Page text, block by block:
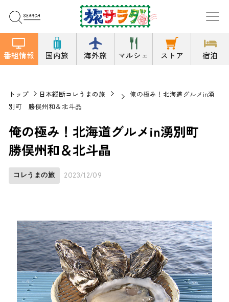
番組情報 国内旅 海外旅 マルシェ ストア 宿泊
トップ 日本縦断コレうまの旅
俺の極み！北海道グルメin湧
別町 勝俣州和＆北斗晶
俺の極み！北海道グルメin湧別町
勝俣州和＆北斗晶
コレうまの旅 2023/12/09